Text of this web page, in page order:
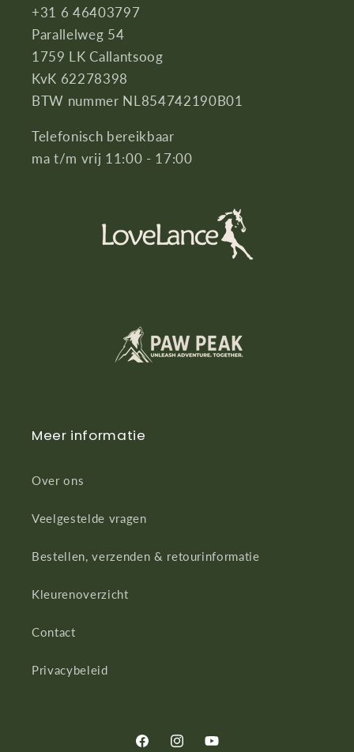
+31 6 46403797
Parallelweg 54
1759 LK Callantsoog
KvK 62278398
BTW nummer NL854742190B01
Telefonisch bereikbaar
ma t/m vrij 11:00 - 17:00
Meer informatie
Over ons
Veelgestelde vragen
Bestellen, verzenden & retourinformatie
Kleurenoverzicht
Contact
Privacybeleid